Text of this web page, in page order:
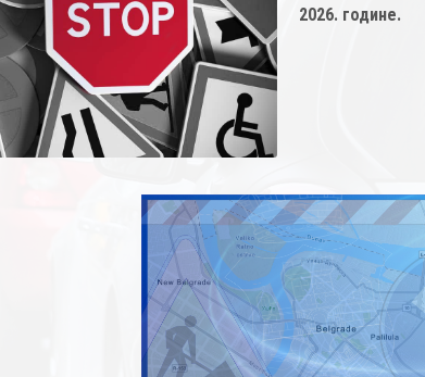
2026. године.